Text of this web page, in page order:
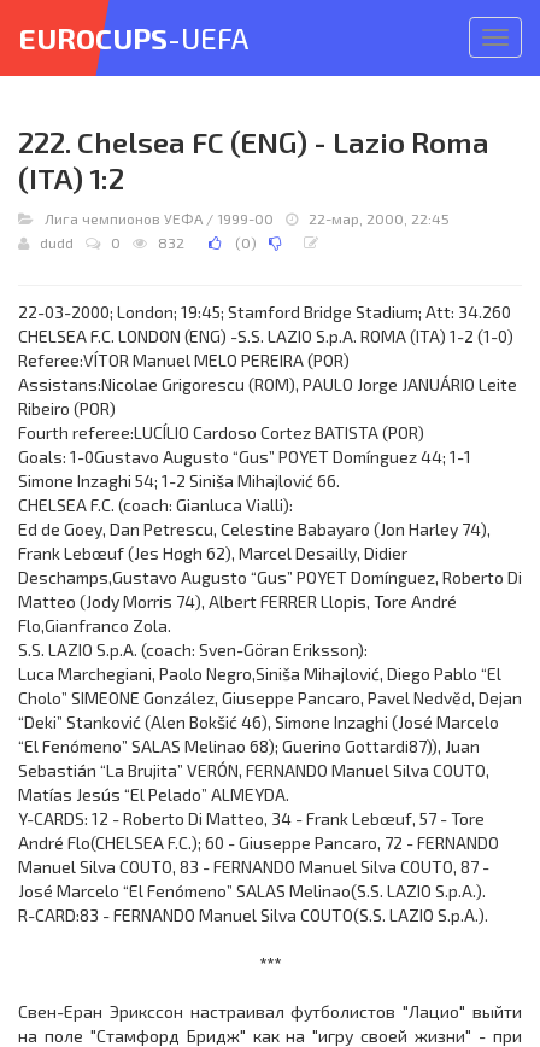
меню
EUROCUPS-UEFA
222. Chelsea FC (ENG) - Lazio Roma
(ITA) 1:2
Лига чемпионов УЕФА / 1999-00
22-мар, 2000, 22:45
dudd
0 832 (0)
22-03-2000; London; 19:45; Stamford Bridge Stadium; Att: 34.260
CHELSEA F.C. LONDON (ENG) -S.S. LAZIO S.p.A. ROMA (ITA) 1-2 (1-0)
Referee:VÍTOR Manuel MELO PEREIRA (POR)
Assistans:Nicolae Grigorescu (ROM), PAULO Jorge JANUÁRIO Leite
Ribeiro (POR)
Fourth referee:LUCÍLIO Cardoso Cortez BATISTA (POR)
Goals: 1-0Gustavo Augusto “Gus” POYET Domínguez 44; 1-1
Simone Inzaghi 54; 1-2 Siniša Mihajlović 66.
CHELSEA F.C. (coach: Gianluca Vialli):
Ed de Goey, Dan Petrescu, Celestine Babayaro (Jon Harley 74),
Frank Lebœuf (Jes Høgh 62), Marcel Desailly, Didier
Deschamps,Gustavo Augusto “Gus” POYET Domínguez, Roberto Di
Matteo (Jody Morris 74), Albert FERRER Llopis, Tore André
Flo,Gianfranco Zola.
S.S. LAZIO S.p.A. (coach: Sven-Göran Eriksson):
Luca Marchegiani, Paolo Negro,Siniša Mihajlović, Diego Pablo “El
Cholo” SIMEONE González, Giuseppe Pancaro, Pavel Nedvěd, Dejan
“Deki” Stanković (Alen Bokšić 46), Simone Inzaghi (José Marcelo
“El Fenómeno” SALAS Melinao 68); Guerino Gottardi87)), Juan
Sebastián “La Brujita” VERÓN, FERNANDO Manuel Silva COUTO,
Matías Jesús “El Pelado” ALMEYDA.
Y-CARDS: 12 - Roberto Di Matteo, 34 - Frank Lebœuf, 57 - Tore
André Flo(CHELSEA F.C.); 60 - Giuseppe Pancaro, 72 - FERNANDO
Manuel Silva COUTO, 83 - FERNANDO Manuel Silva COUTO, 87 -
José Marcelo “El Fenómeno” SALAS Melinao(S.S. LAZIO S.p.A.).
R-CARD:83 - FERNANDO Manuel Silva COUTO(S.S. LAZIO S.p.A.).
***
Свен-Еран Эрикссон настраивал футболистов "Лацио" выйти
на поле "Стамфорд Бридж" как на "игру своей жизни" - при